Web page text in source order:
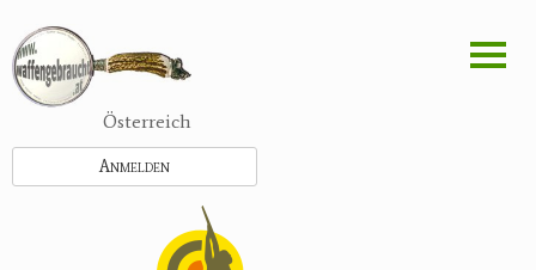
zum
Inhalt
Österreich
Anmelden